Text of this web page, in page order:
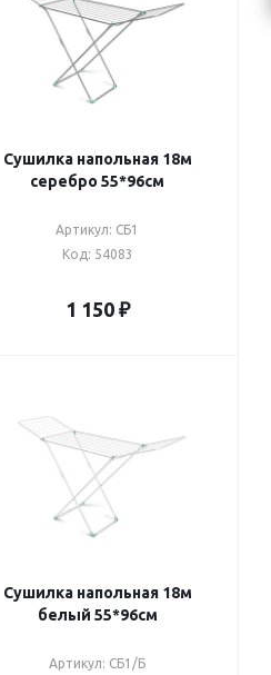
Сушилка напольная 18м
серебро 55*96см
Артикул: СБ1
Код: 54083
1 150₽
Сушилка напольная 18м
белый 55*96см
Артикул: СБ1/Б